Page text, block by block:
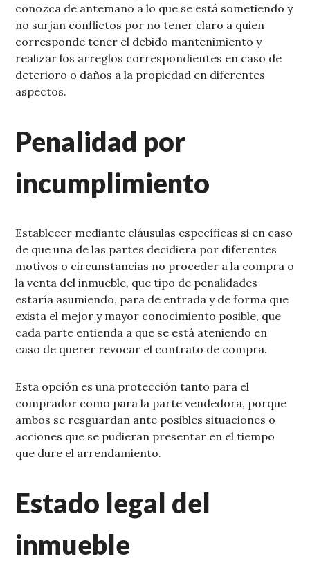
conozca de antemano a lo que se está sometiendo y
no surjan conflictos por no tener claro a quien
corresponde tener el debido mantenimiento y
realizar los arreglos correspondientes en caso de
deterioro o daños a la propiedad en diferentes
aspectos.
Penalidad por
incumplimiento
Establecer mediante cláusulas específicas si en caso
de que una de las partes decidiera por diferentes
motivos o circunstancias no proceder a la compra o
la venta del inmueble, que tipo de penalidades
estaría asumiendo, para de entrada y de forma que
exista el mejor y mayor conocimiento posible, que
cada parte entienda a que se está ateniendo en
caso de querer revocar el contrato de compra.
Esta opción es una protección tanto para el
comprador como para la parte vendedora, porque
ambos se resguardan ante posibles situaciones o
acciones que se pudieran presentar en el tiempo
que dure el arrendamiento.
Estado legal del
inmueble